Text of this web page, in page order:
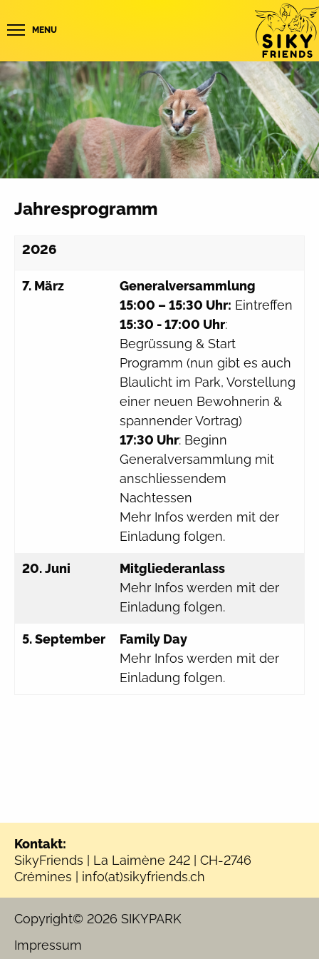
MENU
Jahresprogramm
2026
7. März
Generalversammlung
15:00 – 15:30 Uhr: Eintreffen
15:30 - 17:00 Uhr:
Begrüssung & Start
Programm (nun gibt es auch
Blaulicht im Park, Vorstellung
einer neuen Bewohnerin &
spannender Vortrag)
17:30 Uhr: Beginn
Generalversammlung mit
anschliessendem
Nachtessen
Mehr Infos werden mit der
Einladung folgen.
20. Juni
Mitgliederanlass
Mehr Infos werden mit der
Einladung folgen.
5. September
Family Day
Mehr Infos werden mit der
Einladung folgen.
Kontakt:
SikyFriends | La Laimène 242 | CH-2746
Crémines | info(at)sikyfriends.ch
Copyright© 2026 SIKYPARK
Impressum